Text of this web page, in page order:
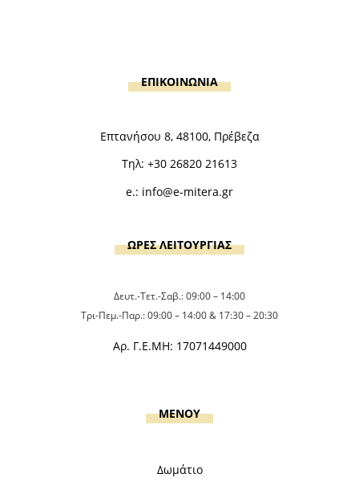
ΕΠΙΚΟΙΝΩΝΙΑ
Επτανήσου 8, 48100, Πρέβεζα
Τηλ: +30 26820 21613
e.: info@e-mitera.gr
ΩΡΕΣ ΛΕΙΤΟΥΡΓΙΑΣ
Δευτ.-Τετ.-Σαβ.: 09:00 – 14:00
Τρι-Πεμ.-Παρ.: 09:00 – 14:00 & 17:30 – 20:30
Αρ. Γ.Ε.ΜΗ: 17071449000
MENOY
Δωμάτιο